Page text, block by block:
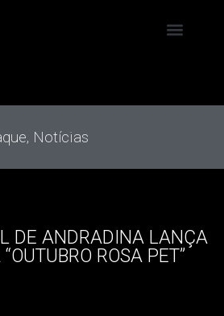
, Notícias
DE ANDRADINA LANÇA
ROSA PET”